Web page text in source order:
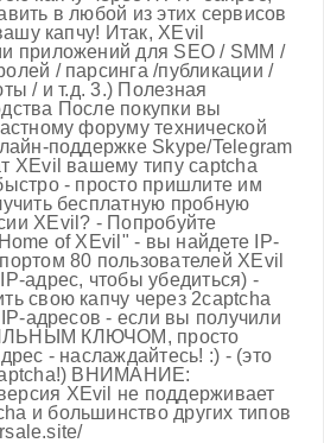
в любой из этих сервисов
капчу! Итак, XEvil
приложений для SEO / SMM /
/ парсинга /публикации /
/ и т.д. 3.) Полезная
После покупки вы
форуму технической
поддержке Skype/Telegram
XEvil вашему типу captcha
- просто пришлите им
бесплатную пробную
XEvil? - Попробуйте
of XEvil" - вы найдете IP-
80 пользователей XEvil
адрес, чтобы убедиться) -
свою капчу через 2captcha
адресов - если вы получили
КЛЮЧОМ, просто
- наслаждайтесь! :) - (это
ВНИМАНИЕ:
XEvil не поддерживает
и большинство других типов